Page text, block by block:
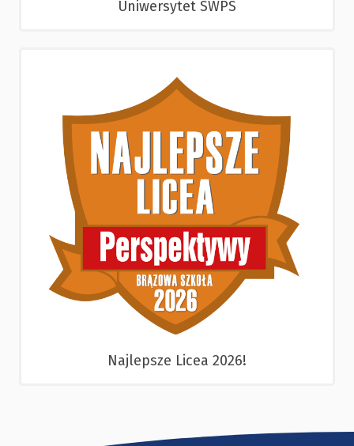
Uniwersytet SWPS
Najlepsze Licea 2026!